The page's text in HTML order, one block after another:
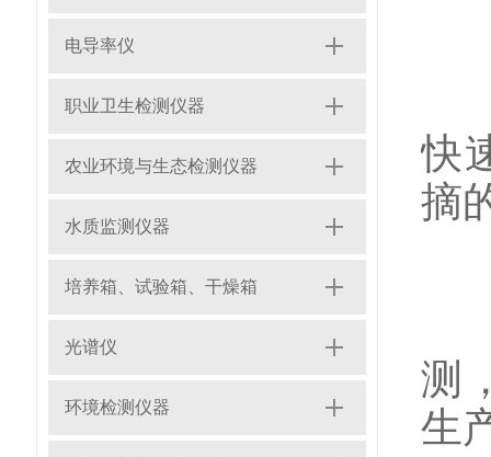
电导率仪
职业卫生检测仪器
农业环境与生态检测仪器
水质监测仪器
培养箱、试验箱、干燥箱
光谱仪
环境检测仪器
快
摘
测
生